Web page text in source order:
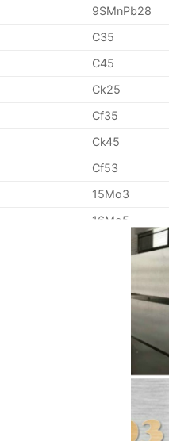
9SMnPb28
C35
C45
Ck25
Cf35
Ck45
Cf53
15Mo3
16Mo5
16CrMo 4 4